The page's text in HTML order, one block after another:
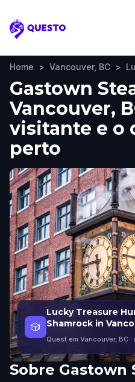
Questo
Home > Vancouver, BC >
Gastown
Vancouver,
visitante e o
perto
🎲
Lucky Treasure
Shamrock in
Quest em Vancouver, BC
Sobre Gastown